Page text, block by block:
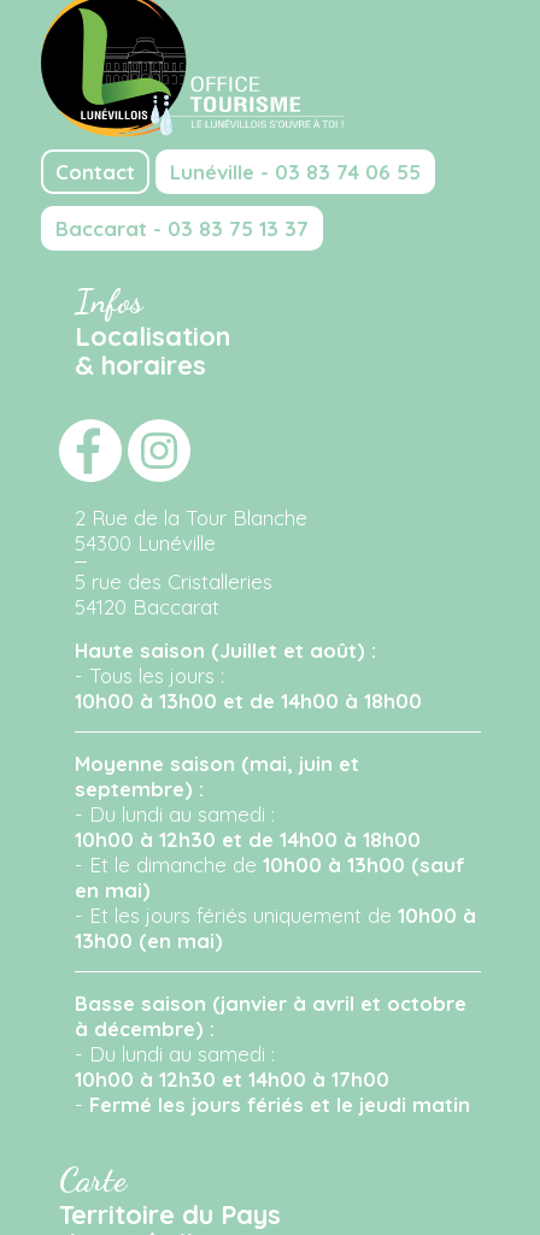
Contact Lunéville - 03 83 74 06 55
Baccarat - 03 83 75 13 37
Infos
Localisation
& horaires
2 Rue de la Tour Blanche
54300 Lunéville
5 rue des Cristalleries
54120 Baccarat
Haute saison (Juillet et août) :
- Tous les jours :
10h00 à 13h00 et de 14h00 à 18h00
Moyenne saison (mai, juin et
septembre) :
- Du lundi au samedi :
10h00 à 12h30 et de 14h00 à 18h00
- Et le dimanche de10h00 à 13h00 (sauf
en mai)
- Et les jours fériés uniquement de10h00 à
13h00 (en mai)
Basse saison (janvier à avril et octobre
à décembre) :
- Du lundi au samedi :
10h00 à 12h30 et 14h00 à 17h00
- Fermé les jours fériés et le jeudi matin
Carte
Territoire du Pays